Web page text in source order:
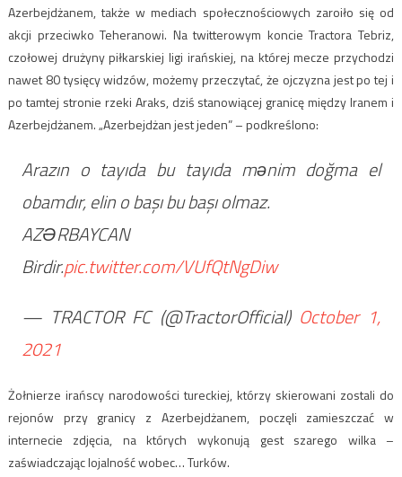
Azerbejdżanem, także w mediach społecznościowych zaroiło się od
akcji przeciwko Teheranowi. Na twitterowym koncie Tractora Tebriz,
czołowej drużyny piłkarskiej ligi irańskiej, na której mecze przychodzi
nawet 80 tysięcy widzów, możemy przeczytać, że ojczyzna jest po tej i
po tamtej stronie rzeki Araks, dziś stanowiącej granicę między Iranem i
Azerbejdżanem. „Azerbejdżan jest jeden” – podkreślono:
Arazın o tayıda bu tayıda mənim doğma el
obamdır, elin o başı bu başı olmaz.
AZƏRBAYCAN
Birdir.pic.twitter.com/VUfQtNgDiw
— TRACTOR FC (@TractorOfficial) October 1,
2021
Żołnierze irańscy narodowości tureckiej, którzy skierowani zostali do
rejonów przy granicy z Azerbejdżanem, poczęli zamieszczać w
internecie zdjęcia, na których wykonują gest szarego wilka –
zaświadczając lojalność wobec… Turków.